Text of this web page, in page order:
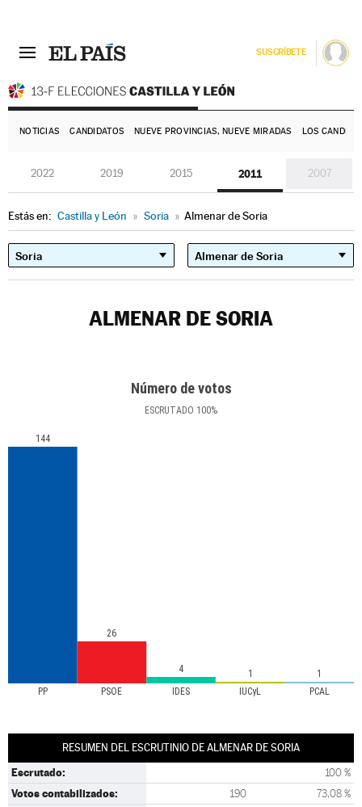
SUSCRÍBETE
NOTICIAS CANDIDATOS NUEVE PROVINCIAS, NUEVE MIRADAS LOS
2022 2019 2015 2011 2007
Estás en: Castilla y León » Soria » Almenar de Soria
ALMENAR DE SORIA
Número de votos
ESCRUTADO 100%
PP PSOE IDES IUCyL PCAL
144
26
4 1 1
RESUMEN DEL ESCRUTINIO DE ALMENAR DE SORIA
Escrutado: 100 %
Votos contabilizados: 190 73,08 %